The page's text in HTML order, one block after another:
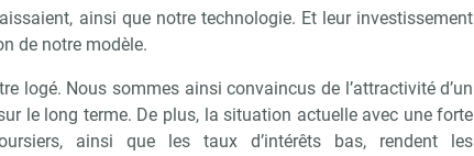
ainsi que notre technologie. Et leur investissement
de notre modèle.
logé. Nous sommes ainsi convaincus de l’attractivité d’un
le long terme. De plus, la situation actuelle avec une forte
ainsi que les taux d’intérêts bas, rendent les